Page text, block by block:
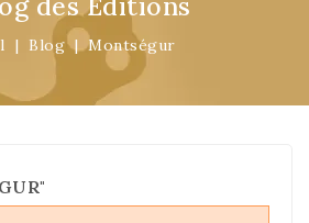
Blog Montségur